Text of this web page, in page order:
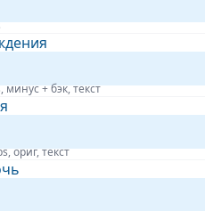
минус + бэк, текст
ориг, текст